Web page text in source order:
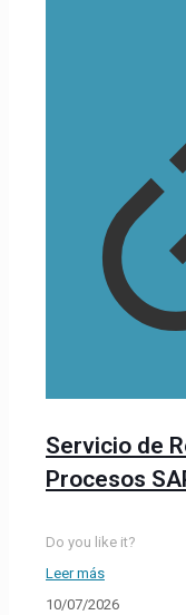
Servicio de
Procesos
Do you like it?
Leer más
10/07/2026